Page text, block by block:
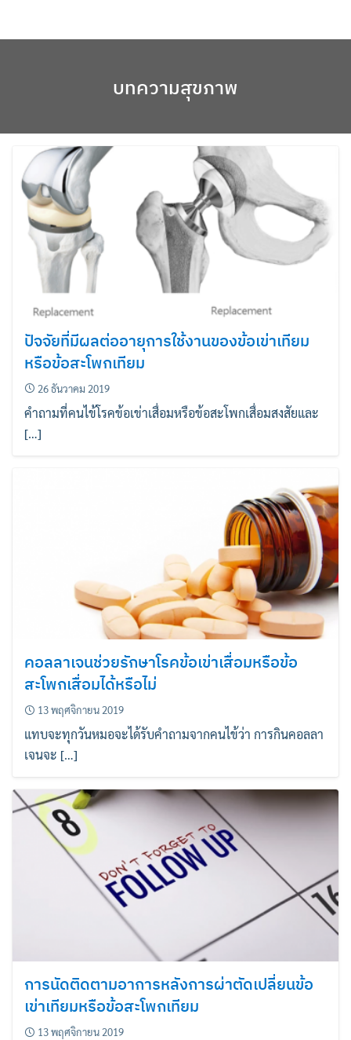
บทความสุขภาพ
ปัจจัยที่มีผลต่ออายุการใช้งานของข้อเข่าเทียม
หรือข้อสะโพกเทียม
26 ธันวาคม 2019
คำถามที่คนไข้โรคข้อเข่าเสื่อมหรือข้อสะโพกเสื่อมสงสัยและ
[…]
คอลลาเจนช่วยรักษาโรคข้อเข่าเสื่อมหรือข้อ
สะโพกเสื่อมได้หรือไม่
13 พฤศจิกายน 2019
แทบจะทุกวันหมอจะได้รับคำถามจากคนไข้ว่า การกินคอลลา
เจนจะ […]
การนัดติดตามอาการหลังการผ่าตัดเปลี่ยนข้อ
เข่าเทียมหรือข้อสะโพกเทียม
13 พฤศจิกายน 2019